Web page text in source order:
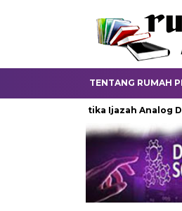
TENTANG RUMAH
Ketika Ijazah Analog